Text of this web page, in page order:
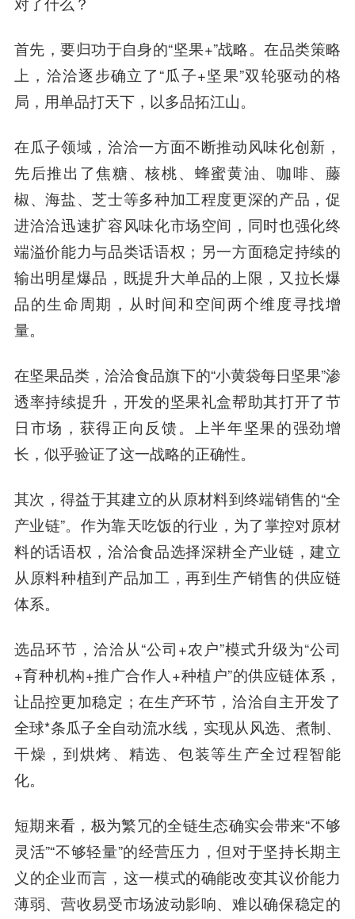
首先，要归功于自身的“坚果+”战略。在品类策略
上，洽洽逐步确立了“瓜子+坚果”双轮驱动的格
局，用单品打天下，以多品拓江山。
在瓜子领域，洽洽一方面不断推动风味化创新，
先后推出了焦糖、核桃、蜂蜜黄油、咖啡、藤
椒、海盐、芝士等多种加工程度更深的产品，促
进洽洽迅速扩容风味化市场空间，同时也强化终
端溢价能力与品类话语权；另一方面稳定持续的
输出明星爆品，既提升大单品的上限，又拉长爆
品的生命周期，从时间和空间两个维度寻找增
量。
在坚果品类，洽洽食品旗下的“小黄袋每日坚果”渗
透率持续提升，开发的坚果礼盒帮助其打开了节
日市场，获得正向反馈。上半年坚果的强劲增
长，似乎验证了这一战略的正确性。
其次，得益于其建立的从原材料到终端销售的“全
产业链”。作为靠天吃饭的行业，为了掌控对原材
料的话语权，洽洽食品选择深耕全产业链，建立
从原料种植到产品加工，再到生产销售的供应链
体系。
选品环节，洽洽从“公司+农户”模式升级为“公司
+育种机构+推广合作人+种植户”的供应链体系，
让品控更加稳定；在生产环节，洽洽自主开发了
全球*条瓜子全自动流水线，实现从风选、煮制、
干燥，到烘烤、精选、包装等生产全过程智能
化。
短期来看，极为繁冗的全链生态确实会带来“不够
灵活”“不够轻量”的经营压力，但对于坚持长期主
义的企业而言，这一模式的确能改变其议价能力
薄弱、营收易受市场波动影响、难以确保稳定的